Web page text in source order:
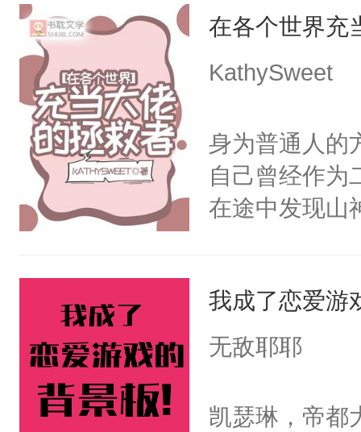
的恋爱脑。丹
爱。”仙帝沉
一气之下将
终的选择。2.
家族限制，直
命运的齿轮
那天，有个师
澜却一脸疑
啊。”3.丹霓
反目成仇。丹
在各个世界充
KathySweet
身为普通人的
自己曾经作为
在途中发现山
我成了恋爱游
无敌耶耶
凯瑟琳，帝都